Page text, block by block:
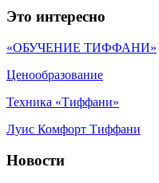
Это интересно
«ОБУЧЕНИЕ ТИФФАНИ»
Ценообразование
Техника «Тиффани»
Луис Комфорт Тиффани
Новости